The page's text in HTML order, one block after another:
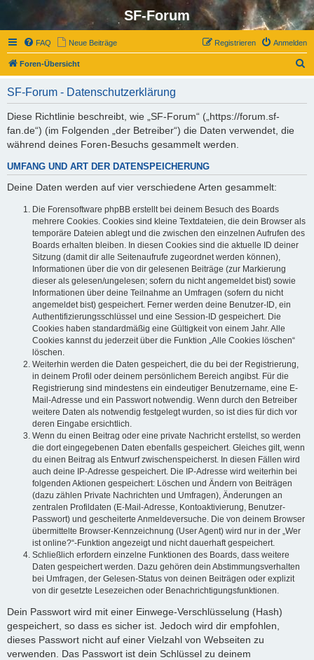
SF-Forum
FAQ Neue Beiträge Anmelden
Registrieren
Foren-Übersicht
SF-Forum - Datenschutzerklärung
Diese Richtlinie beschreibt, wie „SF-Forum“ („https://forum.sf-
fan.de“) (im Folgenden „der Betreiber“) die Daten verwendet, die
während deines Foren-Besuchs gesammelt werden.
UMFANG UND ART DER DATENSPEICHERUNG
Deine Daten werden auf vier verschiedene Arten gesammelt:
Die Forensoftware phpBB erstellt bei deinem Besuch des Boards
mehrere Cookies. Cookies sind kleine Textdateien, die dein Browser als
temporäre Dateien ablegt und die zwischen den einzelnen Aufrufen des
Boards erhalten bleiben. In diesen Cookies sind die aktuelle ID deiner
Sitzung (damit dir alle Seitenaufrufe zugeordnet werden können),
Informationen über die von dir gelesenen Beiträge (zur Markierung
dieser als gelesen/ungelesen; sofern du nicht angemeldet bist) sowie
Informationen über deine Teilnahme an Umfragen (sofern du nicht
angemeldet bist) gespeichert. Ferner werden deine Benutzer-ID, ein
Authentifizierungsschlüssel und eine Session-ID gespeichert. Die
Cookies haben standardmäßig eine Gültigkeit von einem Jahr. Alle
Cookies kannst du jederzeit über die Funktion „Alle Cookies löschen“
löschen.
Weiterhin werden die Daten gespeichert, die du bei der Registrierung,
in deinem Profil oder deinem persönlichem Bereich angibst. Für die
Registrierung sind mindestens ein eindeutiger Benutzername, eine E-
Mail-Adresse und ein Passwort notwendig. Wenn durch den Betreiber
weitere Daten als notwendig festgelegt wurden, so ist dies für dich vor
deren Eingabe ersichtlich.
Wenn du einen Beitrag oder eine private Nachricht erstellst, so werden
die dort eingegebenen Daten ebenfalls gespeichert. Gleiches gilt, wenn
du einen Beitrag als Entwurf zwischenspeicherst. In diesen Fällen wird
auch deine IP-Adresse gespeichert. Die IP-Adresse wird weiterhin bei
folgenden Aktionen gespeichert: Löschen und Ändern von Beiträgen
(dazu zählen Private Nachrichten und Umfragen), Änderungen an
zentralen Profildaten (E-Mail-Adresse, Kontoaktivierung, Benutzer-
Passwort) und gescheiterte Anmeldeversuche. Die von deinem Browser
übermittelte Browser-Kennzeichnung (User Agent) wird nur in der „Wer
ist online?“-Funktion angezeigt und nicht dauerhaft gespeichert.
Schließlich erfordern einzelne Funktionen des Boards, dass weitere
Daten gespeichert werden. Dazu gehören dein Abstimmungsverhalten
bei Umfragen, der Gelesen-Status von deinen Beiträgen oder explizit
von dir gesetzte Lesezeichen oder Benachrichtigungsfunktionen.
Dein Passwort wird mit einer Einwege-Verschlüsselung (Hash)
gespeichert, so dass es sicher ist. Jedoch wird dir empfohlen,
dieses Passwort nicht auf einer Vielzahl von Webseiten zu
verwenden. Das Passwort ist dein Schlüssel zu deinem